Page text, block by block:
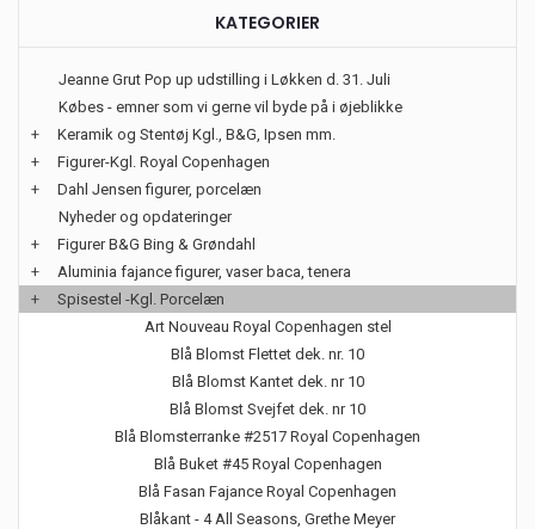
KATEGORIER
Jeanne Grut Pop up udstilling i Løkken d. 31. Juli
Købes - emner som vi gerne vil byde på i øjeblikke
+
Keramik og Stentøj Kgl., B&G, Ipsen mm.
+
Figurer-Kgl. Royal Copenhagen
+
Dahl Jensen figurer, porcelæn
Nyheder og opdateringer
+
Figurer B&G Bing & Grøndahl
+
Aluminia fajance figurer, vaser baca, tenera
+
Spisestel -Kgl. Porcelæn
Art Nouveau Royal Copenhagen stel
Blå Blomst Flettet dek. nr. 10
Blå Blomst Kantet dek. nr 10
Blå Blomst Svejfet dek. nr 10
Blå Blomsterranke #2517 Royal Copenhagen
Blå Buket #45 Royal Copenhagen
Blå Fasan Fajance Royal Copenhagen
Blåkant - 4 All Seasons, Grethe Meyer